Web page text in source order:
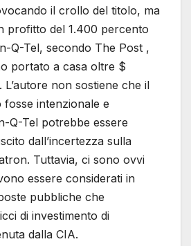
il crollo del titolo, ma
profitto del 1.400 percento
Q-Tel, secondo The Post ,
portato a casa oltre $
non sostiene che il
intenzionale e
Q-Tel potrebbe essere
dall’incertezza sulla
Tuttavia, ci sono ovvi
essere considerati in
pubbliche che
di investimento di
dalla CIA.